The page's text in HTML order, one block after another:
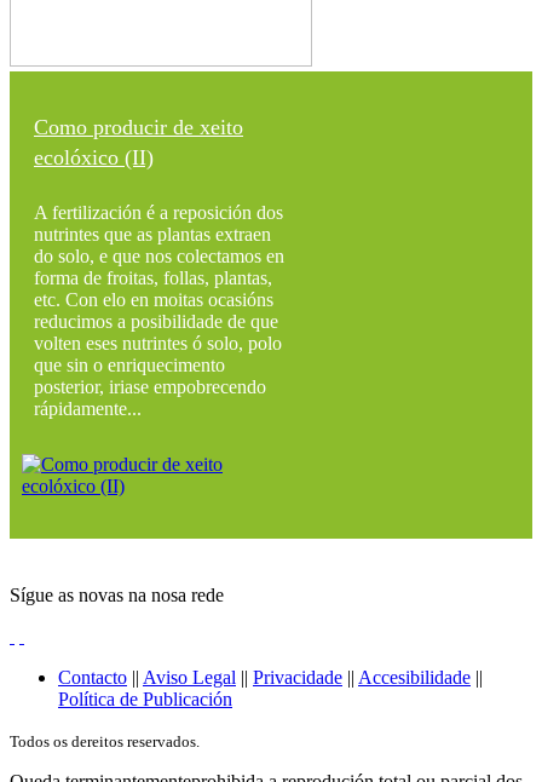
Como producir de xeito
ecolóxico (II)
A fertilización é a reposición dos
nutrintes que as plantas extraen
do solo, e que nos colectamos en
forma de froitas, follas, plantas,
etc. Con elo en moitas ocasións
reducimos a posibilidade de que
volten eses nutrintes ó solo, polo
que sin o enriquecimento
posterior, iriase empobrecendo
rápidamente...
Sígue as novas na nosa rede
Contacto || Aviso Legal || Privacidade || Accesibilidade ||
Política de Publicación
Todos os dereitos reservados.